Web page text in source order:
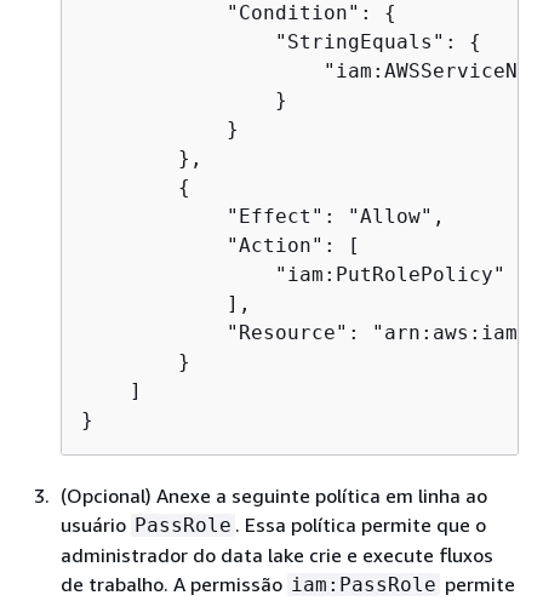
            "Condition":
{
                "StringEquals":
{
                }
            }
        },
{
            "Effect": "Allow",
            "Action": [
                "iam:PutRolePolicy"
            ],
            "Resource": "arn:aws:iam::
        }
    ]
(Opcional) Anexe a seguinte política em linha ao
usuário PassRole . Essa política permite que o
administrador do data lake crie e execute fluxos
de trabalho. A permissão iam:PassRole permite